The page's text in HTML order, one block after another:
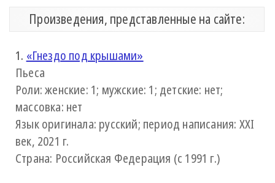
Произведения, представленные на сайте:
1. «Гнездо под крышами»
Пьеса
Роли: женские: 1; мужские: 1; детские: нет;
массовка: нет
Язык оригинала: русский; период написания: XXI
век, 2021 г.
Страна: Российская Федерация (с 1991 г.)